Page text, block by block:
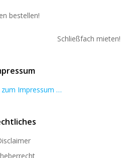
bestellen!
Schließfach mieten!
zum Impressum …